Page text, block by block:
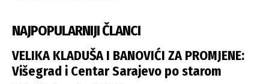
NAJPOPULARNIJI ČLANCI
VELIKA KLADUŠA I BANOVIĆI ZA PROMJENE:
Višegrad i Centar Sarajevo po starom